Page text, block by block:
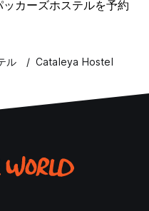
カーズホステルを予約
ル Cataleya Hostel